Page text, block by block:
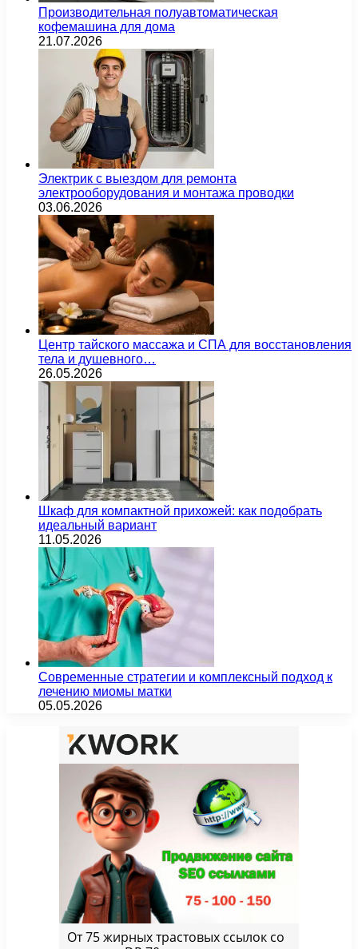
Производительная полуавтоматическая
кофемашина для дома
21.07.2026
Электрик с выездом для ремонта
электрооборудования и монтажа проводки
03.06.2026
Центр тайского массажа и СПА для восстановления
тела и душевного…
26.05.2026
Шкаф для компактной прихожей: как подобрать
идеальный вариант
11.05.2026
Современные стратегии и комплексный подход к
лечению миомы матки
05.05.2026